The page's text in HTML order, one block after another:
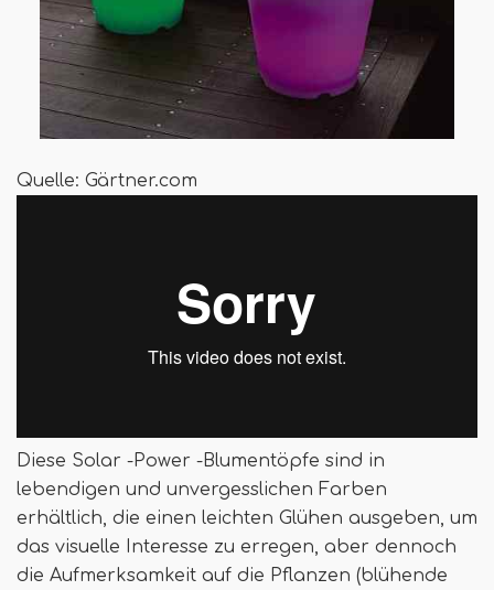
Quelle: Gärtner.com
Diese Solar -Power -Blumentöpfe sind in
lebendigen und unvergesslichen Farben
erhältlich, die einen leichten Glühen ausgeben, um
das visuelle Interesse zu erregen, aber dennoch
die Aufmerksamkeit auf die Pflanzen (blühende